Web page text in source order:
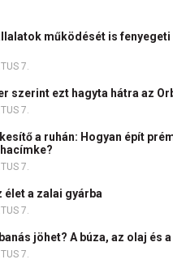
működését is
7.
szerint ezt hagyta hátra az
7.
a ruhán: Hogyan épít
7.
élet a zalai gyárba
7.
jöhet? A búza, az olaj és
7.